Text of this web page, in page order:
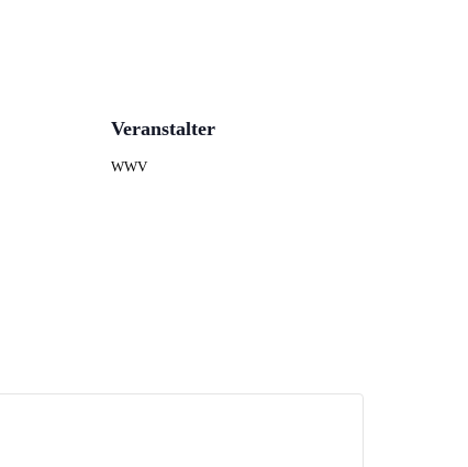
Veranstalter
WWV